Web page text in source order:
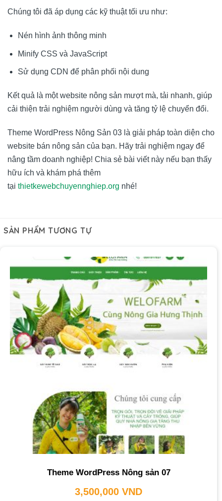
Chúng tôi đã áp dụng các kỹ thuật tối ưu như:
Nén hình ảnh thông minh
Minify CSS và JavaScript
Sử dụng CDN để phân phối nội dung
Kết quả là một website nông sản mượt mà, tải nhanh, giúp
cải thiện trải nghiệm người dùng và tăng tỷ lệ chuyển đổi.
Theme WordPress Nông Sản 03 là giải pháp toàn diện cho
website bán nông sản của bạn. Hãy trải nghiệm ngay để
nâng tầm doanh nghiệp! Chia sẻ bài viết này nếu bạn thấy
hữu ích và khám phá thêm
tại thietkewebchuyennghiep.org nhé!
SẢN PHẨM TƯƠNG TỰ
Theme WordPress Nông sản 07
3,500,000 VND